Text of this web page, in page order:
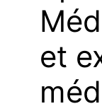
et